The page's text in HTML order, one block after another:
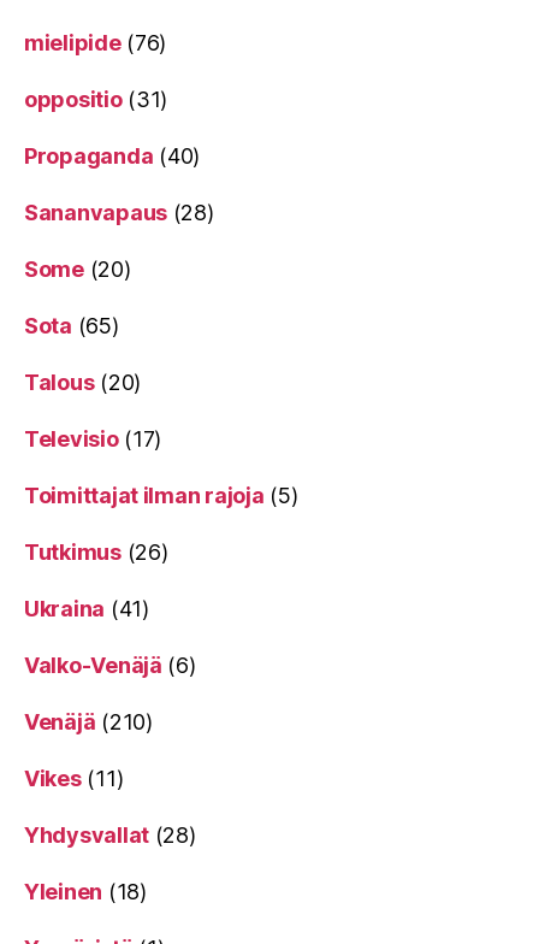
mielipide(76)
oppositio(31)
Propaganda (40)
Sananvapaus (28)
Some(20)
Sota (65)
Talous(20)
Televisio(17)
Toimittajat ilman rajoja (5)
Tutkimus(26)
Ukraina (41)
Valko-Venäjä (6)
Venäjä (210)
Vikes(11)
Yhdysvallat (28)
Yleinen (18)